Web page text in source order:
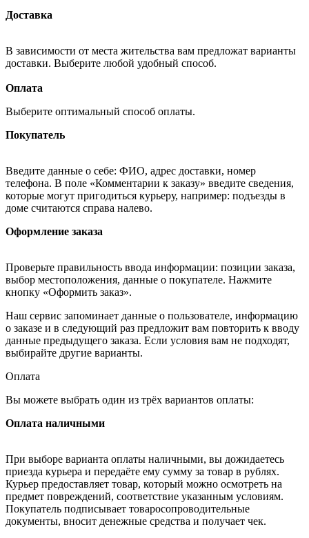
Доставка
В зависимости от места жительства вам предложат варианты
доставки. Выберите любой удобный способ.
Оплата
Выберите оптимальный способ оплаты.
Покупатель
Введите данные о себе: ФИО, адрес доставки, номер
телефона. В поле «Комментарии к заказу» введите сведения,
которые могут пригодиться курьеру, например: подъезды в
доме считаются справа налево.
Оформление заказа
Проверьте правильность ввода информации: позиции заказа,
выбор местоположения, данные о покупателе. Нажмите
кнопку «Оформить заказ».
Наш сервис запоминает данные о пользователе, информацию
о заказе и в следующий раз предложит вам повторить к вводу
данные предыдущего заказа. Если условия вам не подходят,
выбирайте другие варианты.
Оплата
Вы можете выбрать один из трёх вариантов оплаты:
Оплата наличными
При выборе варианта оплаты наличными, вы дожидаетесь
приезда курьера и передаёте ему сумму за товар в рублях.
Курьер предоставляет товар, который можно осмотреть на
предмет повреждений, соответствие указанным условиям.
Покупатель подписывает товаросопроводительные
документы, вносит денежные средства и получает чек.